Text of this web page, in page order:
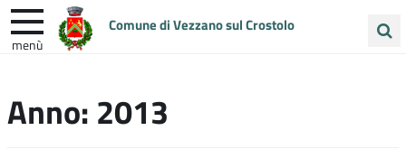
Comune di Vezzano sul Crostolo
menù
sito
UNIONE COLLINE MATILDICHE
Anno: 2013